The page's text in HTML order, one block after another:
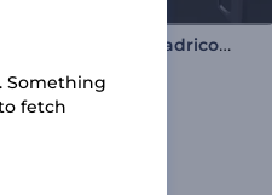
Animação Logotipo Quadricoptero
Something
fetch